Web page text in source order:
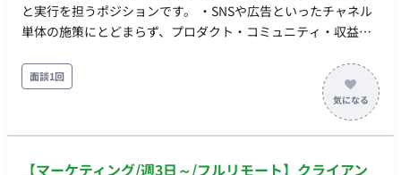
と実行を担うポジションです。 ・SNSや広告といったチャネル
単体の施策にとどまらず、プロダクト・コミュニティ・収益構
す。 ・事業として「同人系プラットフォーム領域での圧倒的
No.1」を目指しています。 ・データドリブンかつ仮説主導型の
マーケティング体制を築くことが求められます。 【作業内容】
・登録〜投稿〜収益化のファネルに基づくKPI設計・分析・再定
面談1回
【マーケティング/週3日～/フルリモート】クライアン